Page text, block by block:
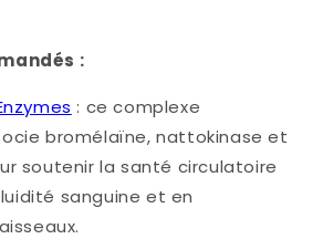
:
: ce complexe
bromélaïne, nattokinase et
soutenir la santé circulatoire
sanguine et en